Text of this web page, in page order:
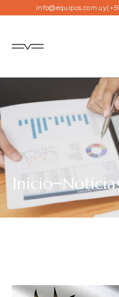
info@equipos.com.uy
Inicio